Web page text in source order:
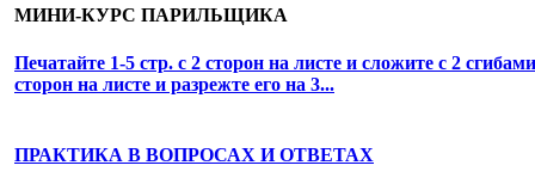
МИНИ-КУРС ПАРИЛЬЩИКА
Печатайте 1-5 стр. с 2 сторон на листе и сложите с 2
сторон на листе и разрежте его на 3...
ПРАКТИКА В ВОПРОСАХ И ОТВЕТАХ